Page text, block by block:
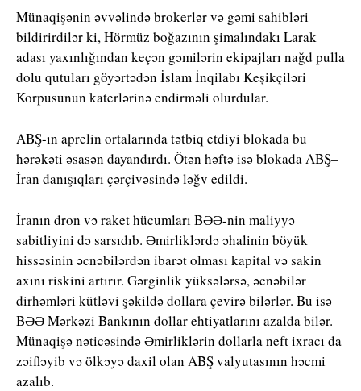
Münaqişənin əvvəlində brokerlər və gəmi sahibləri
bildirirdilər ki, Hörmüz boğazının şimalındakı Larak
adası yaxınlığından keçən gəmilərin ekipajları nağd pulla
dolu qutuları göyərtədən İslam İnqilabı Keşikçiləri
Korpusunun katerlərinə endirməli olurdular.
ABŞ-ın aprelin ortalarında tətbiq etdiyi blokada bu
hərəkəti əsasən dayandırdı. Ötən həftə isə blokada ABŞ–
İran danışıqları çərçivəsində ləğv edildi.
İranın dron və raket hücumları BƏƏ-nin maliyyə
sabitliyini də sarsıdıb. Əmirliklərdə əhalinin böyük
hissəsinin əcnəbilərdən ibarət olması kapital və sakin
axını riskini artırır. Gərginlik yüksələrsə, əcnəbilər
dirhəmləri kütləvi şəkildə dollara çevirə bilərlər. Bu isə
BƏƏ Mərkəzi Bankının dollar ehtiyatlarını azalda bilər.
Münaqişə nəticəsində Əmirliklərin dollarla neft ixracı da
zəifləyib və ölkəyə daxil olan ABŞ valyutasının həcmi
azalıb.